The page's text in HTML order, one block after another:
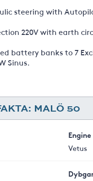
steering with
220V with earth
battery banks to 7
Sinus.
MALÖ 50
Engine
Vetus